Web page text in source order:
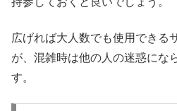
広げれば大人数でも使用できる
が、混雑時は他の人の迷惑にな
す。